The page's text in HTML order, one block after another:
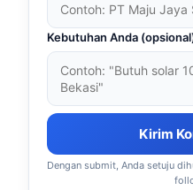
Kebutuhan Anda
Kirim
Dengan submit, Anda setuju